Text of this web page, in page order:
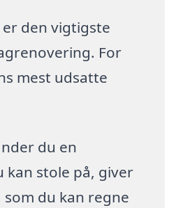
den vigtigste
For
mest udsatte
du en
stole på, giver
som du kan regne